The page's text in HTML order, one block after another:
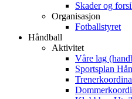
Skader og
Organisasjon
Fotballstyret
Håndball
Aktivitet
Våre lag
Sportsplan